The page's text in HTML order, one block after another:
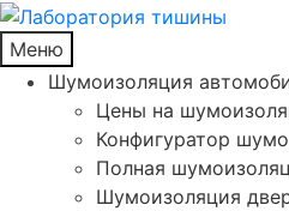
Меню
Шумоизоляция
Цены на
Конфигуратор
Полная
Шумоизоляция